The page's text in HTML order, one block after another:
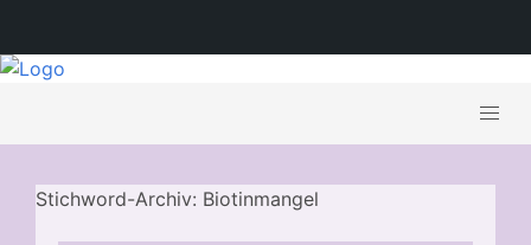
Stichword-Archiv: Biotinmangel